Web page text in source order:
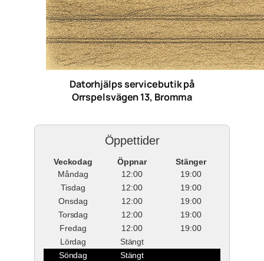
Datorhjälps servicebutik på
Orrspelsvägen 13, Bromma
Öppettider
Veckodag Öppnar
Stänger
Måndag
12:00
19:00
Tisdag
12:00
19:00
Onsdag
12:00
19:00
Torsdag
12:00
19:00
Fredag
12:00
19:00
Lördag
Stängt
Söndag
Stängt